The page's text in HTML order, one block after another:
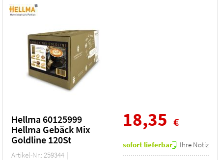
Hellma 60125999
Hellma Gebäck Mix
Goldline 120St
Artikel-Nr.: 259344
18,35 €
sofort lieferbar Ihre Notiz